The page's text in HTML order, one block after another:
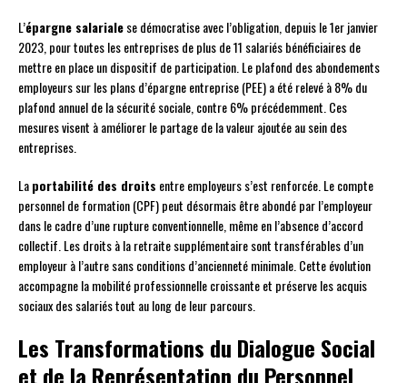
L’épargne salarialese démocratise avec l’obligation, depuis le 1er janvier
2023, pour toutes les entreprises de plus de 11 salariés bénéficiaires de
mettre en place un dispositif de participation. Le plafond des abondements
employeurs sur les plans d’épargne entreprise (PEE) a été relevé à 8% du
plafond annuel de la sécurité sociale, contre 6% précédemment. Ces
mesures visent à améliorer le partage de la valeur ajoutée au sein des
entreprises.
Laportabilité des droits entre employeurs s’est renforcée. Le compte
personnel de formation (CPF) peut désormais être abondé par l’employeur
dans le cadre d’une rupture conventionnelle, même en l’absence d’accord
collectif. Les droits à la retraite supplémentaire sont transférables d’un
employeur à l’autre sans conditions d’ancienneté minimale. Cette évolution
accompagne la mobilité professionnelle croissante et préserve les acquis
sociaux des salariés tout au long de leur parcours.
Les Transformations du Dialogue Social
et de la Représentation du Personnel